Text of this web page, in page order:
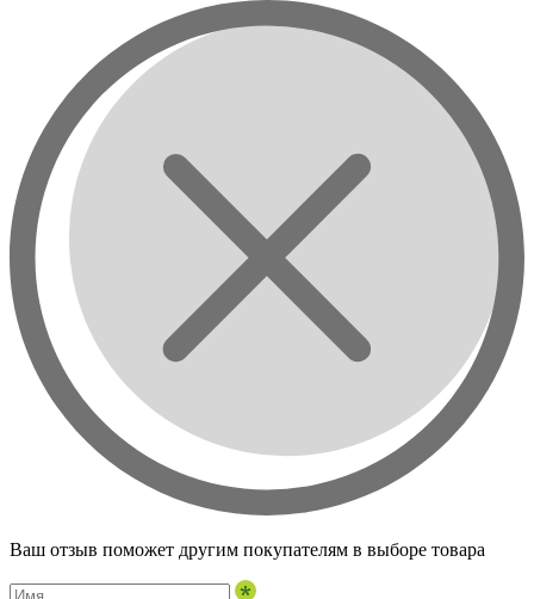
Ваш отзыв поможет другим покупателям в выборе товара